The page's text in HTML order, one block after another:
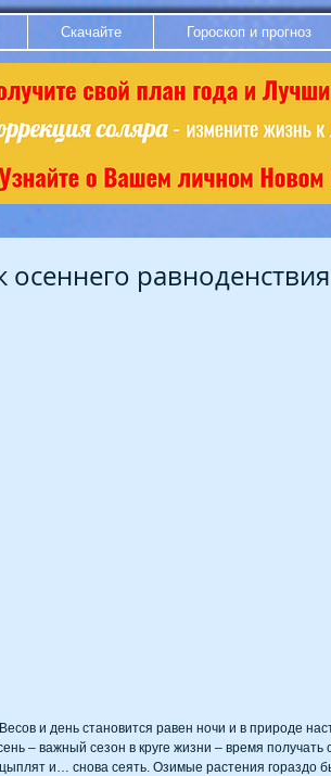
Скачайте Гороскоп и прогноз
равноденствия
и день становится равен ночи и в природе
– важный сезон в круге жизни – время получать
и… снова сеять. Озимые растения гораздо